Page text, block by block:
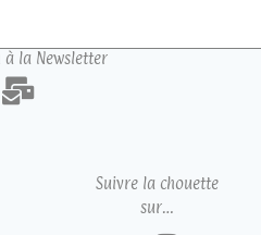
la Newsletter
Suivre la chouette
sur…